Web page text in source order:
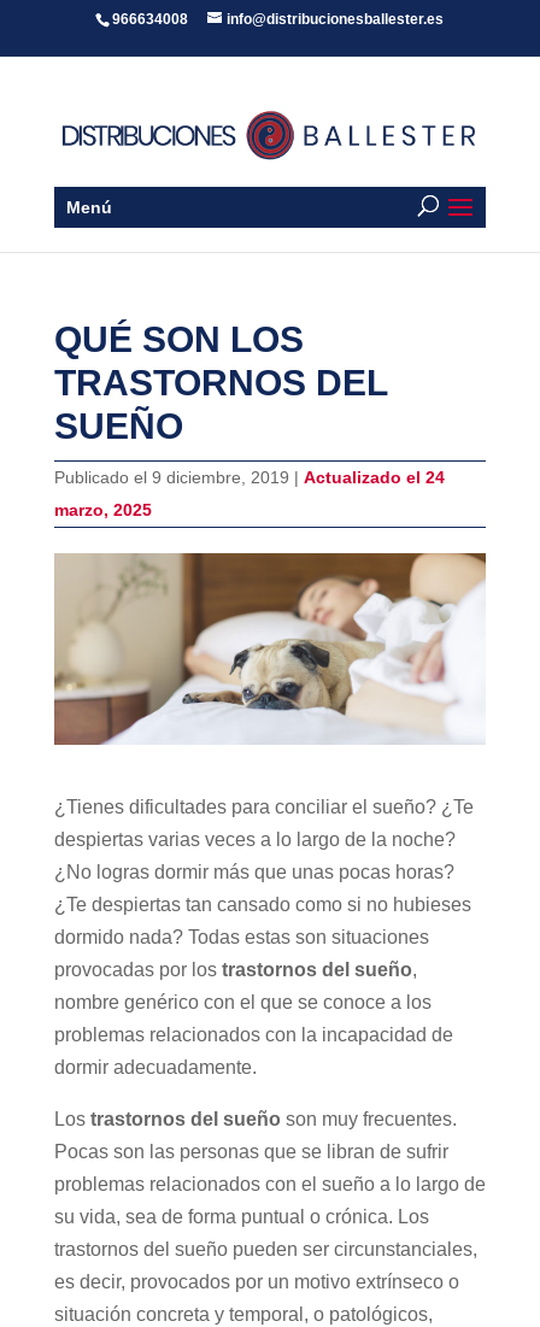
966634008 info@distribucionesballester.es
Menú
QUÉ SON LOS
TRASTORNOS DEL
SUEÑO
Publicado el 9 diciembre, 2019 | Actualizado el 24
marzo, 2025
¿Tienes dificultades para conciliar el sueño? ¿Te
despiertas varias veces a lo largo de la noche?
¿No logras dormir más que unas pocas horas?
¿Te despiertas tan cansado como si no hubieses
dormido nada? Todas estas son situaciones
provocadas por los trastornos del sueño,
nombre genérico con el que se conoce a los
problemas relacionados con la incapacidad de
dormir adecuadamente.
Los trastornos del sueño son muy frecuentes.
Pocas son las personas que se libran de sufrir
problemas relacionados con el sueño a lo largo de
su vida, sea de forma puntual o crónica. Los
trastornos del sueño pueden ser circunstanciales,
es decir, provocados por un motivo extrínseco o
situación concreta y temporal, o patológicos,